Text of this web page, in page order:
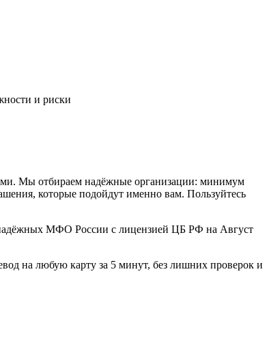
и pиcки
Мы отбираем надёжные организации: минимум
которые подойдут именно вам. Пользуйтесь
МФО России с лицензией ЦБ РФ на Август
на любую карту за 5 минут, без лишних проверок и